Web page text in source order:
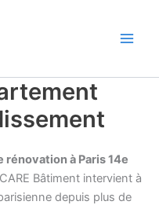
rénovation à Paris 14e
Bâtiment intervient à
depuis plus de